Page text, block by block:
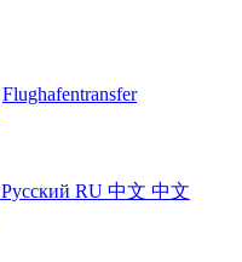
Flughafentransfer
Русский RU 中文 中文